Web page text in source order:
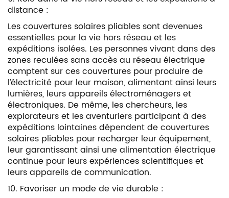
distance :
Les couvertures solaires pliables sont devenues
essentielles pour la vie hors réseau et les
expéditions isolées. Les personnes vivant dans des
zones reculées sans accès au réseau électrique
comptent sur ces couvertures pour produire de
l’électricité pour leur maison, alimentant ainsi leurs
lumières, leurs appareils électroménagers et
électroniques. De même, les chercheurs, les
explorateurs et les aventuriers participant à des
expéditions lointaines dépendent de couvertures
solaires pliables pour recharger leur équipement,
leur garantissant ainsi une alimentation électrique
continue pour leurs expériences scientifiques et
leurs appareils de communication.
10. Favoriser un mode de vie durable :